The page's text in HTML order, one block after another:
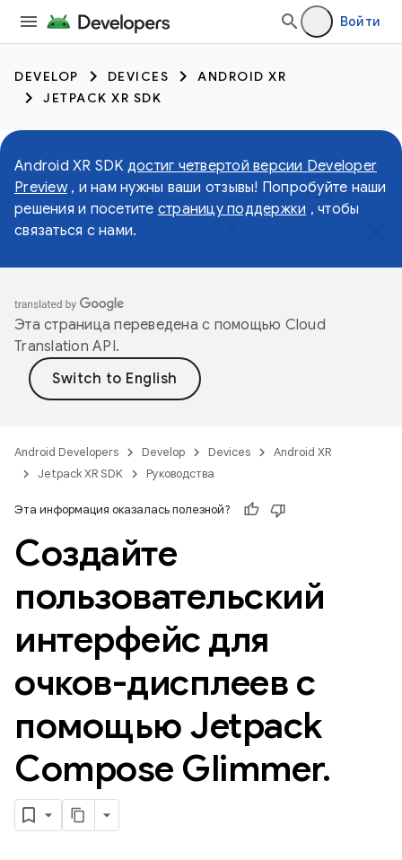
Войти
DEVELOP DEVICES
ANDROID XR
JETPACK XR SDK
Android XR SDK достиг четвертой версии Developer
Preview, и нам нужны ваши отзывы! Попробуйте наши
решения и посетите страницу поддержки , чтобы
связаться с нами.
Эта страница переведена с помощью Cloud
Translation API.
Android Developers Develop Devices
Android XR
Jetpack XR SDK
Руководства
Эта информация оказалась полезной?
Создайте
пользовательский
интерфейс для
очков-дисплеев с
помощью Jetpack
Compose Glimmer.